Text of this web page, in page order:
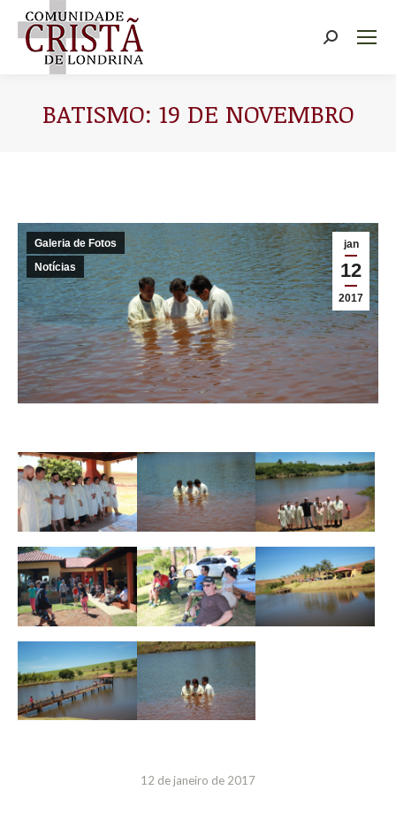
Buscar
BATISMO: 19 DE NOVEMBRO
jan
12
2017
Galeria de Fotos
Notícias
12 de janeiro de 2017